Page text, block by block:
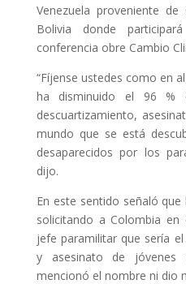
Venezuela proveniente
Bolivia donde
conferencia obre Cambio
“Fíjense ustedes como en
ha disminuido el 96 %
descuartizamiento,
mundo que se está
desaparecidos por los
dijo.
En este sentido señaló
solicitando a Colombia
jefe paramilitar que sería
y asesinato de jóvenes
mencionó el nombre ni dio